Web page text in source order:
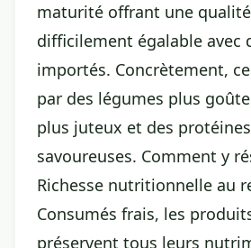
maturité offrant une
difficilement égalable avec
importés. Concrètement,
par des légumes plus
plus juteux et des
savoureuses. Comment y
Richesse nutritionnelle au
Consumés frais, les
préservent tous leurs